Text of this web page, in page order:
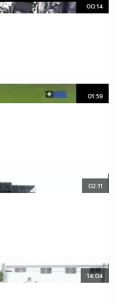
00:14
01:59
02:11
14:04